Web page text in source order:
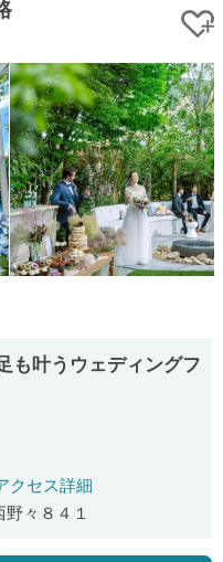
も叶うウェディングフ
クセス詳細
野々８４１